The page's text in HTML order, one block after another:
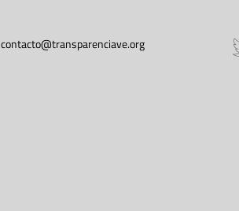
contacto@transparenciave.org